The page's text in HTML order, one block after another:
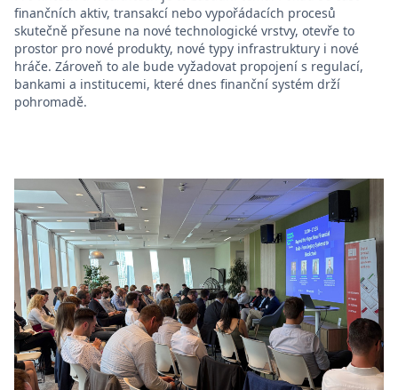
finančních aktiv, transakcí nebo vypořádacích procesů
skutečně přesune na nové technologické vrstvy, otevře to
prostor pro nové produkty, nové typy infrastruktury i nové
hráče. Zároveň to ale bude vyžadovat propojení s regulací,
bankami a institucemi, které dnes finanční systém drží
pohromadě.